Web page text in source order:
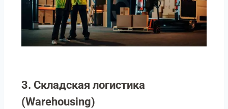
3. Складская логистика
(Warehousing)